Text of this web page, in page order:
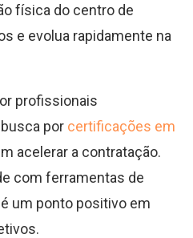
física do centro de
e evolua rapidamente na
profissionais
por certificações em
acelerar a contratação.
com ferramentas de
é um ponto positivo em